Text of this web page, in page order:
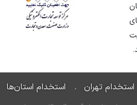
استخدام تهران استخدام استان‌ها